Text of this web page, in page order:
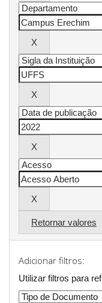
Retornar valores
Adicionar filtros:
Utilizar filtros para